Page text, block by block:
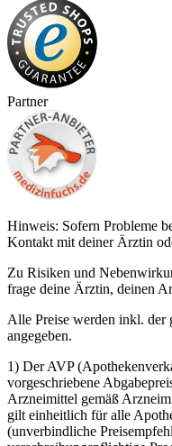
Partner
Hinweis: Sofern Probleme
Kontakt mit deiner Ärztin
Zu Risiken und
frage deine Ärztin, deinen
Alle Preise werden inkl. der
angegeben.
1) Der AVP
vorgeschriebene
Arzneimittel gemäß
gilt einheitlich für alle
(unverbindliche